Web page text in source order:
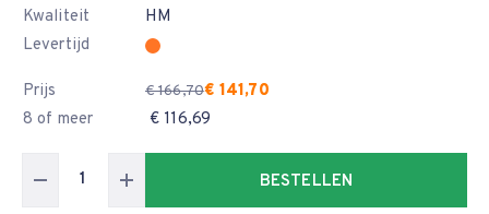
Kwaliteit
HM
Levertijd
Prijs € 166,70€ 141,70
8 of meer
€ 116,69
BESTELLEN